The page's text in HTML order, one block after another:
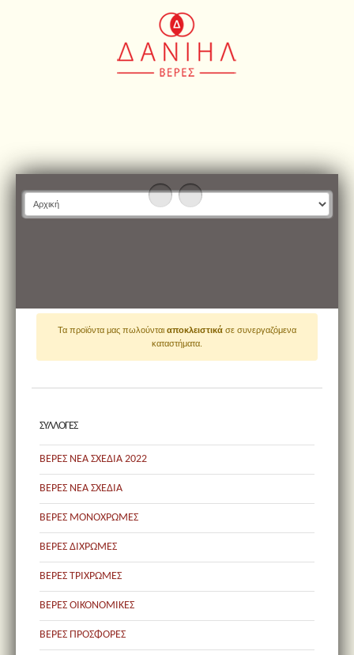
Τα προϊόντα μας πωλούνται αποκλειστικά σε συνεργαζόμενα
καταστήματα.
ΣΥΛΛΟΓΕΣ
ΒΕΡΕΣ ΝΕΑ ΣΧΕΔΙΑ 2022
ΒΕΡΕΣ ΝΕΑ ΣΧΕΔΙΑ
ΒΕΡΕΣ ΜΟΝΟΧΡΩΜΕΣ
ΒΕΡΕΣ ΔΙΧΡΩΜΕΣ
ΒΕΡΕΣ ΤΡΙΧΡΩΜΕΣ
ΒΕΡΕΣ ΟΙΚΟΝΟΜΙΚΕΣ
ΒΕΡΕΣ ΠΡΟΣΦΟΡΕΣ